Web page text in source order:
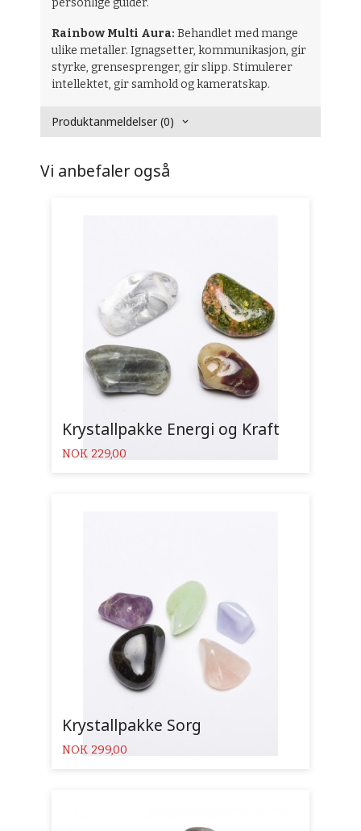
Rainbow Multi Aura: Behandlet med mange
ulike metaller. Ignagsetter, kommunikasjon, gir
styrke, grensesprenger, gir slipp. Stimulerer
intellektet, gir samhold og kameratskap.
Produktanmeldelser (0)
Vi anbefaler også
Krystallpakke Energi og Kraft
Pris
NOK 229,00
Krystallpakke Sorg
Pris
NOK 299,00